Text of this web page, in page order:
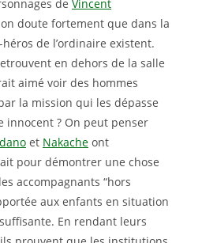
de Vincent
doute fortement que dans la
de l’ordinaire existent.
en dehors de la salle
aimé voir des hommes
la mission qui les dépasse
innocent ? On peut penser
et Nakache ont
pour démontrer une chose
accompagnants “hors
aux enfants en situation
En rendant leurs